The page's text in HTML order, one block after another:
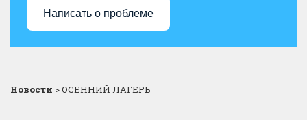
Написать о проблеме
Новости >ОСЕННИЙ ЛАГЕРЬ